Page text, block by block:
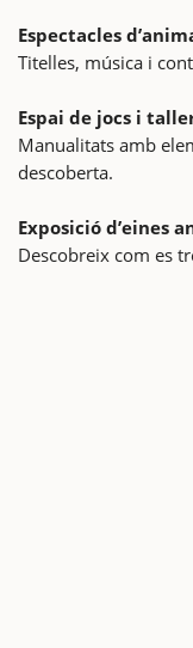
Espectacles
Titelles, música i
Espai de jocs i
Manualitats amb
descoberta.
Exposició d’eines
Descobreix com es